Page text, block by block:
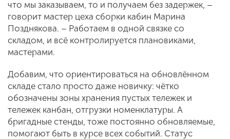
что мы заказываем, то и получаем без задержек, –
говорит мастер цеха сборки кабин Марина
Позднякова. – Работаем в одной связке со
складом, и всё контролируется плановиками,
мастерами.
Добавим, что ориентироваться на обновлённом
складе стало просто даже новичку: чётко
обозначены зоны хранения пустых тележек и
тележек канбан, отгрузки номенклатуры. А
бригадные стенды, тоже постоянно обновляемые,
помогают быть в курсе всех событий. Статус